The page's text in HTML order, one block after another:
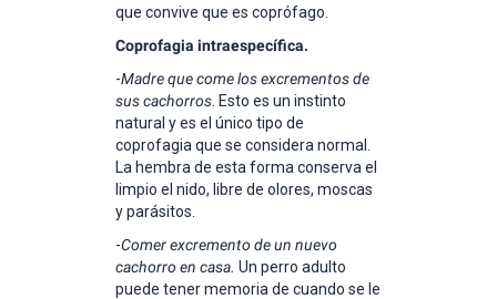
que convive que es coprófago.
Coprofagia intraespecífica.
-Madre que come los excrementos de
sus cachorros . Esto es un instinto
natural y es el único tipo de
coprofagia que se considera normal.
La hembra de esta forma conserva el
limpio el nido, libre de olores, moscas
y parásitos.
-Comer excremento de un nuevo
cachorro en casa. Un perro adulto
puede tener memoria de cuando se le